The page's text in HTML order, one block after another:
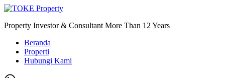
Property Investor & Consultant More Than 12 Years
Beranda
Properti
Hubungi Kami